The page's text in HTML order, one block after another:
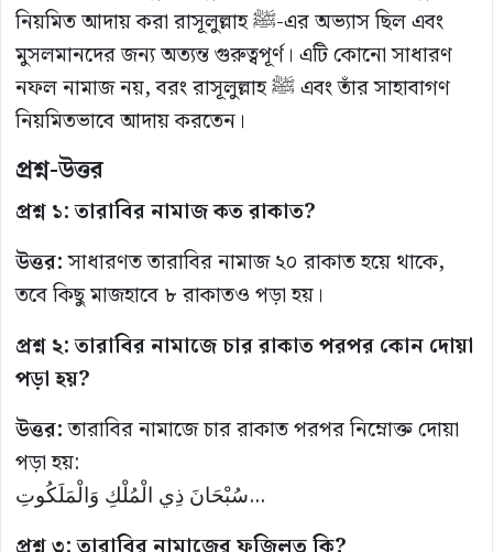
নিয়মিত আদায় করা রাসূলুল্লাহ ﷺ-এর অভ্যাস ছিল এবং
মুসলমানদের জন্য অত্যন্ত গুরুত্বপূর্ণ। এটি কোনো সাধারণ
নফল নামাজ নয়, বরং রাসূলুল্লাহ ﷺ এবং তাঁর সাহাবাগণ
নিয়মিতভাবে আদায় করতেন।
প্রশ্ন-উত্তর
প্রশ্ন ১: তারাবির নামাজ কত রাকাত?
উত্তর:সাধারণত তারাবির নামাজ ২০ রাকাত হয়ে থাকে,
তবে কিছু মাজহাবে ৮ রাকাতও পড়া হয়।
প্রশ্ন ২: তারাবির নামাজে চার রাকাত পরপর কোন দোয়া
পড়া হয়?
উত্তর:তারাবির নামাজে চার রাকাত পরপর নিম্নোক্ত দোয়া
পড়া হয়:
سُبْحَانَ ذِي الْمُلْكِ وَالْمَلَكُوتِ…